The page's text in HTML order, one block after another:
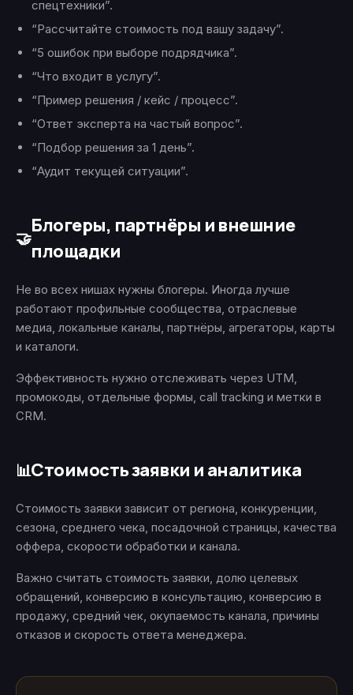
спецтехники”.
“Рассчитайте стоимость под вашу задачу”.
“5 ошибок при выборе подрядчика”.
“Что входит в услугу”.
“Пример решения / кейс / процесс”.
“Ответ эксперта на частый вопрос”.
“Подбор решения за 1 день”.
“Аудит текущей ситуации”.
🤝
Блогеры, партнёры и внешние
площадки
Не во всех нишах нужны блогеры. Иногда лучше
работают профильные сообщества, отраслевые
медиа, локальные каналы, партнёры, агрегаторы, карты
и каталоги.
Эффективность нужно отслеживать через UTM,
промокоды, отдельные формы, call tracking и метки в
CRM.
📊Стоимость заявки и аналитика
Стоимость заявки зависит от региона, конкуренции,
сезона, среднего чека, посадочной страницы, качества
оффера, скорости обработки и канала.
Важно считать стоимость заявки, долю целевых
обращений, конверсию в консультацию, конверсию в
продажу, средний чек, окупаемость канала, причины
отказов и скорость ответа менеджера.